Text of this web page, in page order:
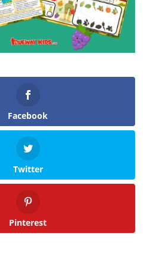
Facebook
Twitter
Pinterest